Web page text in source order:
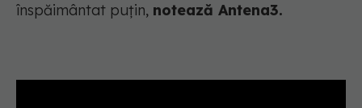
înspăimântat puțin, notează Antena3.